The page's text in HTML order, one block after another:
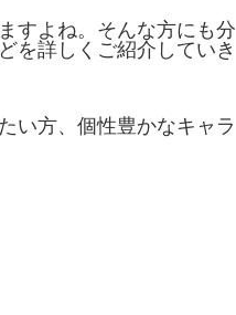
すよね。そんな方にも分
を詳しくご紹介していき
い方、個性豊かなキャラ